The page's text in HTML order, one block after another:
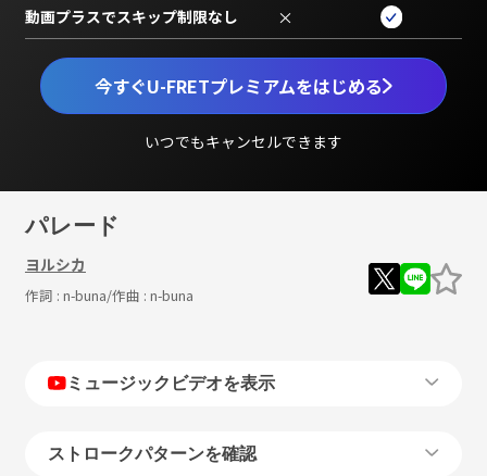
今すぐU-FRETプレミアムをはじめる
いつでもキャンセルできます
動画プラスでスキップ制限なし ×
パレード
ヨルシカ
作詞 : n-buna/作曲 : n-buna
ミュージックビデオを表示
ストロークパターンを確認